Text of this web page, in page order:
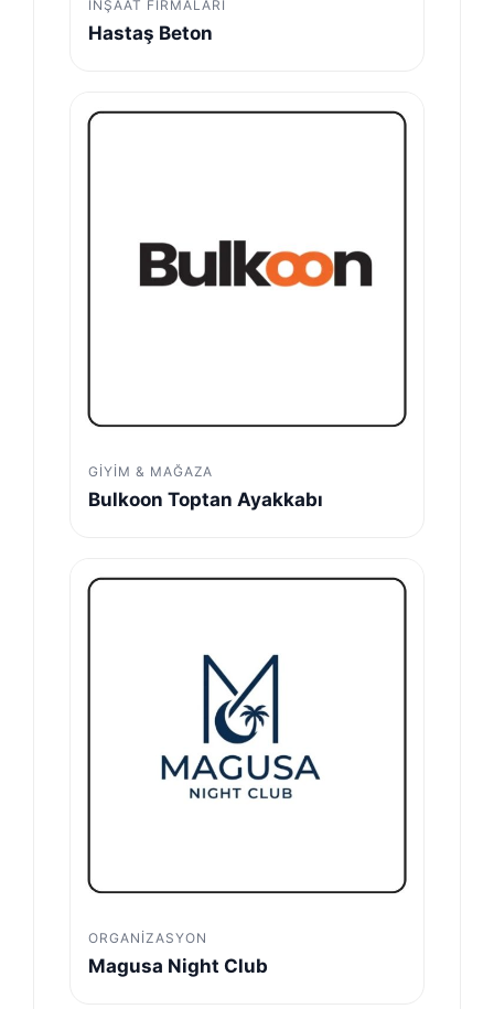
İNŞAAT FIRMALARI
Hastaş Beton
GIYIM & MAĞAZA
Bulkoon Toptan Ayakkabı
ORGANIZASYON
Magusa Night Club